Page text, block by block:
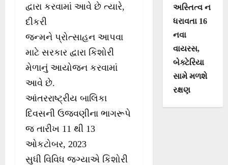
દ્વારા કરવામાં આવે છે ત્યારે,
દીકરી
જન્મને પ્રોત્સાહન આપવા
માટે સરકાર દ્વારા કિશોરી
મેળાનું આયોજન કરવામાં
આવે છે.
આંતરરાષ્ટ્રીય બાલિકા
દિવસની ઉજવણીના ભાગરૂપે
જ તારીખ 11 થી 13
ઓકટોબર, 2023
સુધી વિવિધ જગ્યાએ કિશોરી
અસ્તિત્વ ન
ધરાવતા 16
નવા
વાયરસ,
બેક્ટેરિયા
સામે મળશે
રક્ષણ